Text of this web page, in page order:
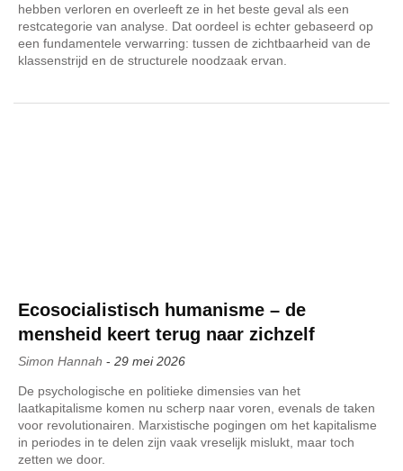
hebben verloren en overleeft ze in het beste geval als een
restcategorie van analyse. Dat oordeel is echter gebaseerd op
een fundamentele verwarring: tussen de zichtbaarheid van de
klassenstrijd en de structurele noodzaak ervan.
Ecosocialistisch humanisme – de
mensheid keert terug naar zichzelf
Simon Hannah - 29 mei 2026
De psychologische en politieke dimensies van het
laatkapitalisme komen nu scherp naar voren, evenals de taken
voor revolutionairen. Marxistische pogingen om het kapitalisme
in periodes in te delen zijn vaak vreselijk mislukt, maar toch
zetten we door.